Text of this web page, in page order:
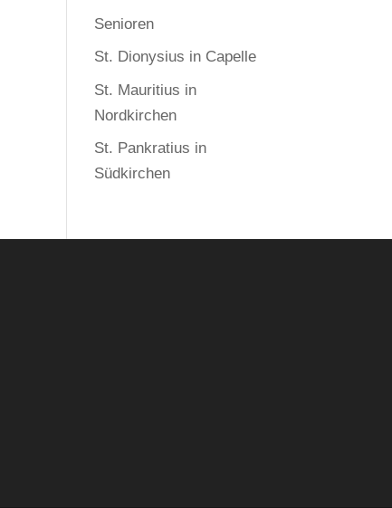
Senioren
St. Dionysius in Capelle
St. Mauritius in
Nordkirchen
St. Pankratius in
Südkirchen